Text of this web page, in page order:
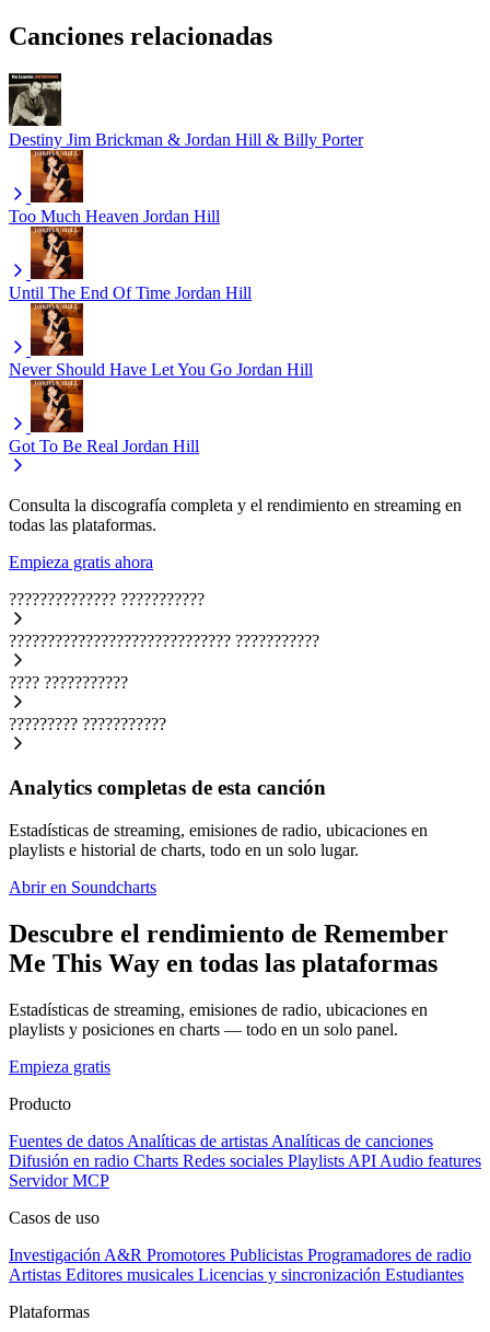
Canciones relacionadas
Destiny Jim Brickman & Jordan Hill & Billy Porter
Too Much Heaven Jordan Hill
Until The End Of Time Jordan Hill
Never Should Have Let You Go Jordan Hill
Got To Be Real Jordan Hill
Consulta la discografía completa y el rendimiento en streaming en
todas las plataformas.
Empieza gratis ahora
?????????????? ???????????
????????????????????????????? ???????????
???? ???????????
????????? ???????????
Analytics completas de esta canción
Estadísticas de streaming, emisiones de radio, ubicaciones en
playlists e historial de charts, todo en un solo lugar.
Abrir en Soundcharts
Descubre el rendimiento de Remember
Me This Way en todas las plataformas
Estadísticas de streaming, emisiones de radio, ubicaciones en
playlists y posiciones en charts — todo en un solo panel.
Empieza gratis
Producto
Fuentes de datos Analíticas de artistas Analíticas de canciones
Difusión en radio Charts Redes sociales Playlists API Audio features
Servidor MCP
Casos de uso
Investigación A&R Promotores Publicistas Programadores de radio
Artistas Editores musicales Licencias y sincronización Estudiantes
Plataformas